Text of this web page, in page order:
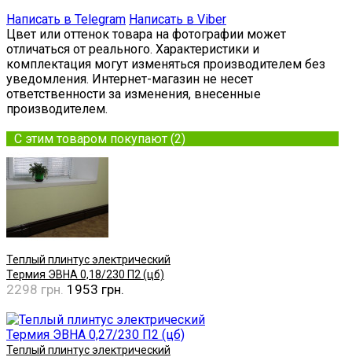
Написать в Telegram Написать в Viber
Цвет или оттенок товара на фотографии может
отличаться от реального. Характеристики и
комплектация могут изменяться производителем без
уведомления. Интернет-магазин не несет
ответственности за изменения, внесенные
производителем.
С этим товаром покупают (2)
Теплый плинтус электрический
Термия ЭВНА 0,18/230 П2 (цб)
2298 грн. 1953 грн.
Теплый плинтус электрический